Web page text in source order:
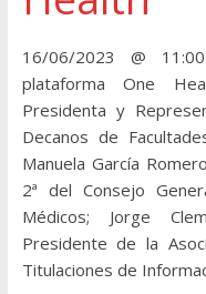
16/06/2023 @
plataforma One
Presidenta y
Decanos de
Manuela García
2ª del Consejo
Médicos; Jorge
Presidente de la
Titulaciones de